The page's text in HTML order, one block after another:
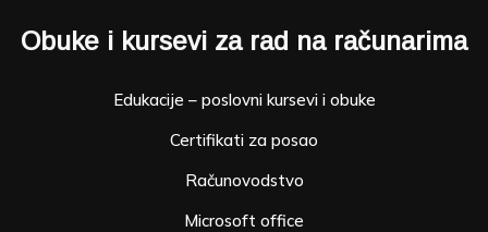
Obuke i kursevi za rad na računarima
Edukacije – poslovni kursevi i obuke
Certifikati za posao
Računovodstvo
Microsoft office